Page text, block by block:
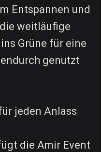
Entspannen und
weitläufige
Grüne für eine
genutzt
jeden Anlass
die Amir Event